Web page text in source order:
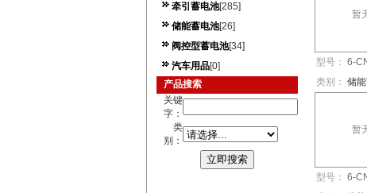
牵引蓄电池[285]
储能蓄电池[26]
阀控型蓄电池[34]
汽车用品[0]
产品搜索
关键
字：
类
别：
暂
型号： 6-
类别： 储
暂
型号： 6-